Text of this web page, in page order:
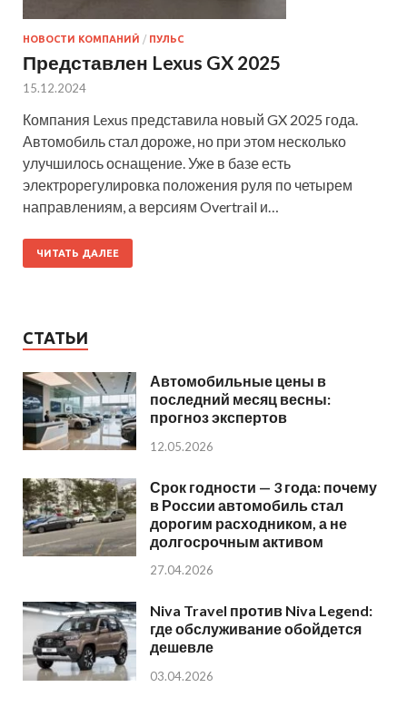
НОВОСТИ КОМПАНИЙ / ПУЛЬС
Представлен Lexus GX 2025
15.12.2024
Компания Lexus представила новый GX 2025 года.
Автомобиль стал дороже, но при этом несколько
улучшилось оснащение. Уже в базе есть
электрорегулировка положения руля по четырем
направлениям, а версиям Overtrail и…
ЧИТАТЬ ДАЛЕЕ
СТАТЬИ
Автомобильные цены в
последний месяц весны:
прогноз экспертов
12.05.2026
Срок годности — 3 года: почему
в России автомобиль стал
дорогим расходником, а не
долгосрочным активом
27.04.2026
Niva Travel против Niva Legend:
где обслуживание обойдется
дешевле
03.04.2026